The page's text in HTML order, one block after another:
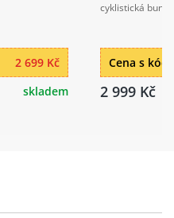
2 699 Kč
skladem
cyklistická bunda
Cena s
2 999 Kč